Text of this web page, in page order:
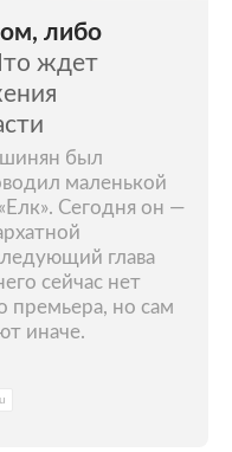
либо
ждет
был
маленькой
Сегодня он —
глава
сейчас нет
премьера, но сам
иначе.